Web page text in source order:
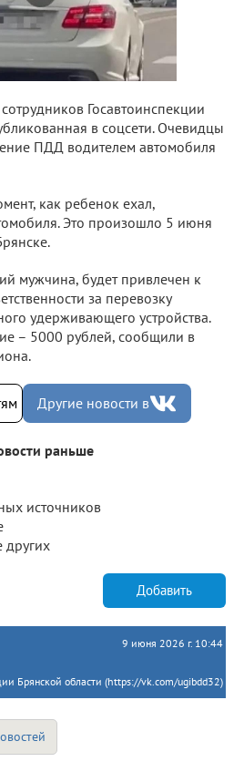
Госавтоинспекции
в соцсети. Очевидцы
ПДД водителем автомобиля
как ребенок ехал,
Это произошло 5 июня
мужчина, будет привлечен к
за перевозку
удерживающего устройства.
– 5000 рублей, сообщили в
Другие новости в
раньше
источников
других
Добавить
9 июня 2026 г. 10:44
Брянской области (https://vk.com/ugibdd32)